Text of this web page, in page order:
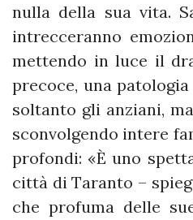
nulla della sua vita.
intrecceranno
mettendo in luce il
precoce, una
soltanto gli anziani,
sconvolgendo intere
profondi: «È uno
città di Taranto –
che profuma delle